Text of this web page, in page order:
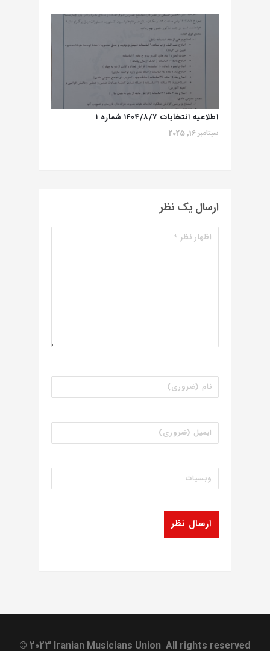
اطلاعيه انتخابات ۱۴۰۴/۸/۷ شماره ١
سپتامبر 16, 2025
ارسال یک نظر
© 2023 Iranian Musicians Union All rights reserved